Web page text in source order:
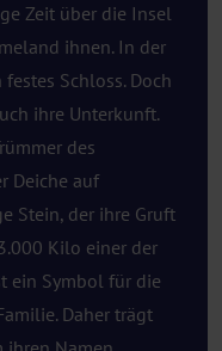
Zeit über die Insel
ihnen. In der
Schloss. Doch
ihre Unterkunft.
des
Deiche auf
Stein, der ihre Gruft
Kilo einer der
ein Symbol für die
Daher trägt